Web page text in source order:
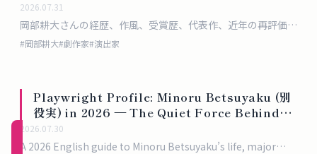
ロ
ン
新規
2026.07.31
岡部耕大さんの経歴、作風、受賞歴、代表作、近年の再評価と
地域での継承状況を敬体で整理したプロフィール記事です。
#岡部耕大#劇作家#演出家
Playwright Profile: Minoru Betsuyaku (別
役実) in 2026 — The Quiet Force Behind
Japanese Absurdist Theater
2026.07.30
A 2026 English guide to Minoru Betsuyaku’s life, major